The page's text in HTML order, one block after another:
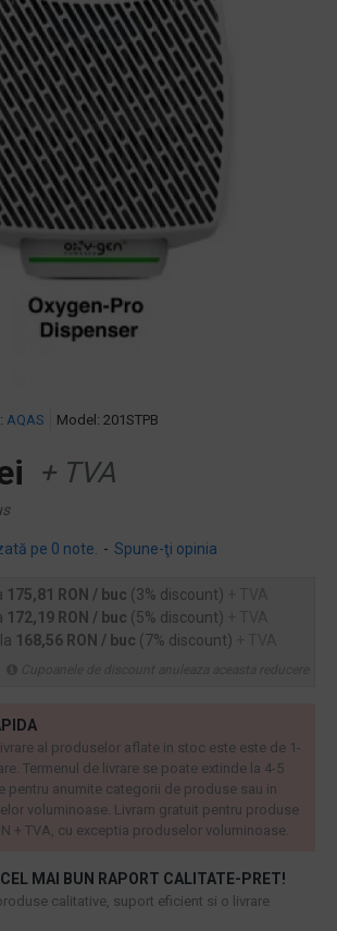
AQAS Model: 201STPB
pe 0 note. - Spune-ţi opinia
+ TVA
175,81 RON / buc (3% discount)
172,19 RON / buc (5% discount)
168,56 RON / buc (7% discount)
MAI BUN RAPORT CALITATE-PRET!
calitative, suport eficient si o livrare
al produselor aflate in stoc este este de 1-
Termenul de livrare se poate extinde la 4-5
pentru anumite categorii de produse sau in
voluminoase. Livram gratuit pentru produse
+ TVA, cu exceptia produselor voluminoase.